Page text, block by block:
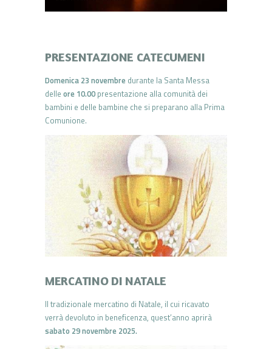
PRESENTAZIONE CATECUMENI
Domenica 23 novembre durante la Santa Messa
delle ore 10.00 presentazione alla comunità dei
bambini e delle bambine che si preparano alla Prima
Comunione.
MERCATINO DI NATALE
Il tradizionale mercatino di Natale, il cui ricavato
verrà devoluto in beneficenza, quest’anno aprirà
sabato 29 novembre 2025.